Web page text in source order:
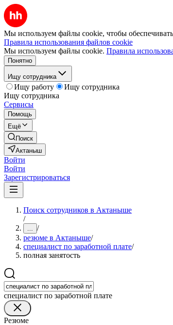
Мы используем файлы cookie, чтобы
Правила использования файлов cookie
Мы используем файлы cookie. Правила
Понятно
Ищу сотрудника
Ищу работу
Ищу сотрудника
Ищу сотрудника
Сервисы
Помощь
Ещё
Поиск
Актаныш
Войти
Войти
Зарегистрироваться
Поиск сотрудников в Актаныше
/
... /
резюме в Актаныше/
специалист по заработной плате/
полная занятость
специалист по заработной плате
Резюме